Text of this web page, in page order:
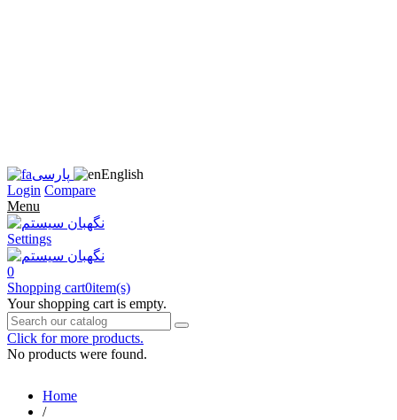
پارسی
English
Login Compare
Menu
Settings
0
Shopping cart0item(s)
Your shopping cart is empty.
Click for more products.
No products were found.
Home
/